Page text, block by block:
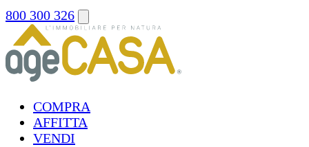
800 300 326
COMPRA
AFFITTA
VENDI